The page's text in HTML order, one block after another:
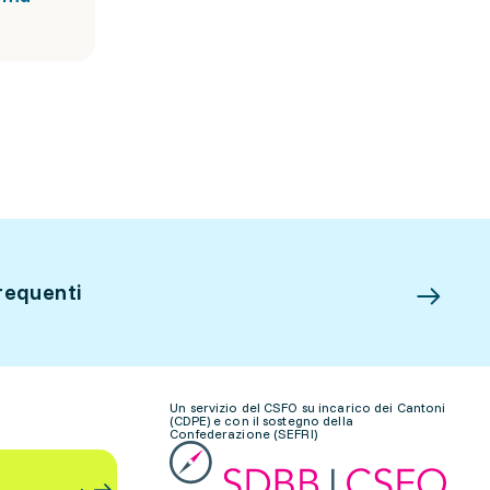
Un servizio del CSFO su incarico dei Cantoni
(CDPE) e con il sostegno della
Confederazione (SEFRI)